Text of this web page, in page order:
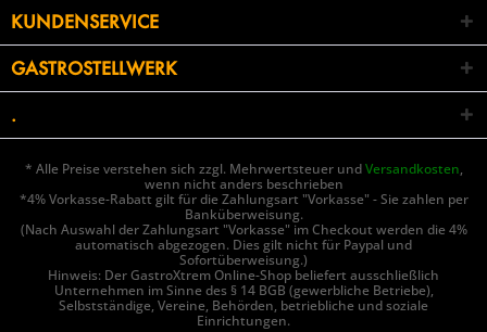
KUNDENSERVICE
GASTROSTELLWERK
.
* Alle Preise verstehen sich zzgl. Mehrwertsteuer undVersandkosten,
wenn nicht anders beschrieben
*4% Vorkasse-Rabatt gilt für die Zahlungsart "Vorkasse" - Sie zahlen per
Banküberweisung.
(Nach Auswahl der Zahlungsart "Vorkasse" im Checkout werden die 4%
automatisch abgezogen. Dies gilt nicht für Paypal und
Sofortüberweisung.)
Hinweis: Der GastroXtrem Online-Shop beliefert ausschließlich
Unternehmen im Sinne des § 14 BGB (gewerbliche Betriebe),
Selbstständige, Vereine, Behörden, betriebliche und soziale
Einrichtungen.